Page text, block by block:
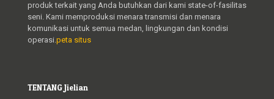
produk terkait yang Anda butuhkan dari kami state-of-fasilitas
seni. Kami memproduksi menara transmisi dan menara
komunikasi untuk semua medan, lingkungan dan kondisi
operasi.peta situs
TENTANG Jielian